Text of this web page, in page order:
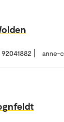
anne-